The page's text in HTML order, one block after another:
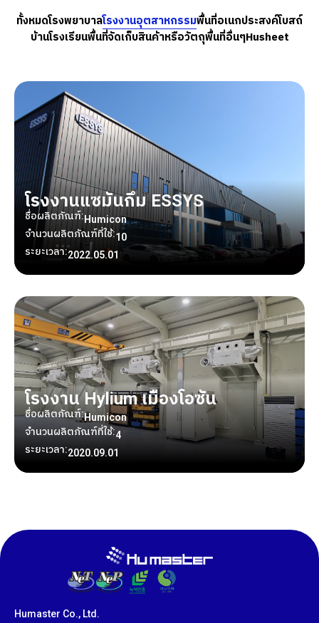
ทั้งหมดโรงพยาบาลโรงงานอุตสาหกรรมพื้นที่อเนกประสงค์โบสถ์
บ้านโรงเรียนพื้นที่จัดเก็บสินค้าหรือวัตถุพื้นที่อื่นๆHusheet
โรงงานแซมันกึม ESSYS
ชื่อผลิตภัณฑ์:Humicon
จำนวนผลิตภัณฑ์ที่ใช้:10
ระยะเวลา:2022.05.01
โรงงาน Hylium เมืองโอซัน
ชื่อผลิตภัณฑ์:Humicon
จำนวนผลิตภัณฑ์ที่ใช้:4
ระยะเวลา:2020.09.01
Humaster Co., Ltd.